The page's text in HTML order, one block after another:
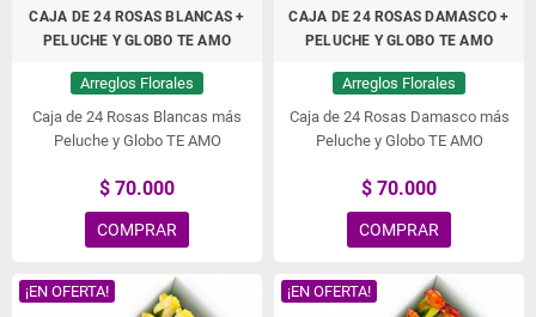
CAJA DE 24 ROSAS BLANCAS +
PELUCHE Y GLOBO TE AMO
Arreglos Florales
Caja de 24 Rosas Blancas más
Peluche y Globo TE AMO
$ 70.000
COMPRAR
CAJA DE 24 ROSAS DAMASCO +
PELUCHE Y GLOBO TE AMO
Arreglos Florales
Caja de 24 Rosas Damasco más
Peluche y Globo TE AMO
$ 70.000
COMPRAR
¡EN OFERTA! ¡EN OFERTA!